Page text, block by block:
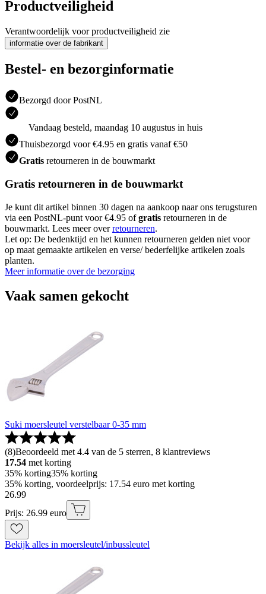
Productveiligheid
Verantwoordelijk voor productveiligheid zie
informatie over de fabrikant
Bestel- en bezorginformatie
Bezorgd door PostNL
Vandaag besteld, maandag 10 augustus in huis
Thuisbezorgd voor €4.95 en gratis vanaf €50
Gratis retourneren in de bouwmarkt
Gratis retourneren in de bouwmarkt
Je kunt dit artikel binnen 30 dagen na aankoop naar ons terugsturen
via een PostNL-punt voor €4.95 ofgratis retourneren in de
bouwmarkt. Lees meer overretourneren.
Let op: De bedenktijd en het kunnen retourneren gelden niet voor
op maat gemaakte artikelen en verse/ bederfelijke artikelen zoals
planten.
Meer informatie over de bezorging
Vaak samen gekocht
Suki moersleutel verstelbaar 0-35 mm
(8)Beoordeeld met 4.4 van de 5 sterren, 8 klantreviews
17.54 met korting
35% korting35% korting
35% korting, voordeelprijs: 17.54 euro met korting
26.99
Prijs: 26.99 euro
Bekijk alles in moersleutel/inbussleutel